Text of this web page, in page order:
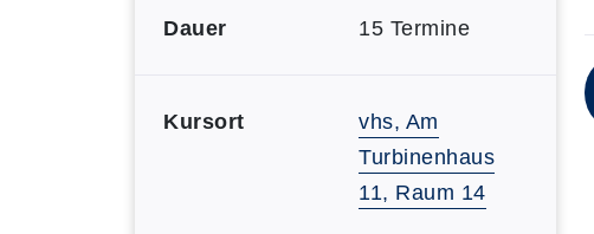
Dauer 15 Termine
Kursort
vhs, Am
Turbinenhaus
11, Raum 14